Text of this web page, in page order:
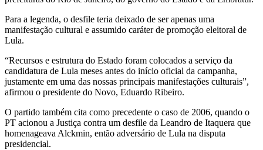
Para a legenda, o desfile teria deixado de ser apenas uma
manifestação cultural e assumido caráter de promoção eleitoral de
Lula.
“Recursos e estrutura do Estado foram colocados a serviço da
candidatura de Lula meses antes do início oficial da campanha,
justamente em uma das nossas principais manifestações culturais”,
afirmou o presidente do Novo, Eduardo Ribeiro.
O partido também cita como precedente o caso de 2006, quando o
PT acionou a Justiça contra um desfile da Leandro de Itaquera que
homenageava Alckmin, então adversário de Lula na disputa
presidencial.